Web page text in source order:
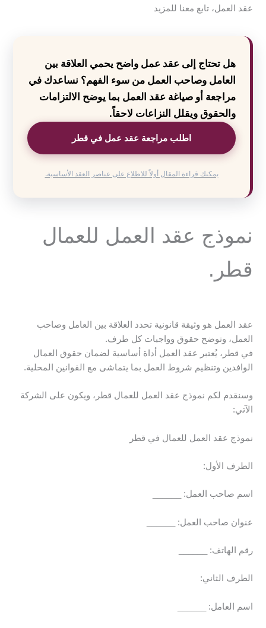
عقد العمل، تابع معنا للمزيد
هل تحتاج إلى عقد عمل واضح يحمي العلاقة بين
العامل وصاحب العمل من سوء الفهم؟ نساعدك في
مراجعة أو صياغة عقد العمل بما يوضح الالتزامات
والحقوق ويقلل النزاعات لاحقاً.
اطلب مراجعة عقد عمل في قطر
يمكنك قراءة المقال أولاً للاطلاع على عناصر العقد الأساسية.
نموذج عقد العمل للعمال
قطر.
عقد العمل هو وثيقة قانونية تحدد العلاقة بين العامل وصاحب
العمل، وتوضح حقوق وواجبات كل طرف.
في قطر، يُعتبر عقد العمل أداة أساسية لضمان حقوق العمال
الوافدين وتنظيم شروط العمل بما يتماشى مع القوانين المحلية.
وسنقدم لكم نموذج عقد العمل للعمال قطر، ويكون على الشركة
الآتي:
نموذج عقد العمل للعمال في قطر
الطرف الأول:
اسم صاحب العمل: ______
عنوان صاحب العمل: ______
رقم الهاتف: ______
الطرف الثاني:
اسم العامل: ______